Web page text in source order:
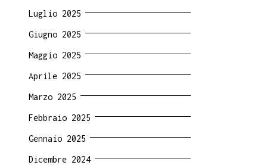
Luglio 2025
Giugno 2025
Maggio 2025
Aprile 2025
Marzo 2025
Febbraio 2025
Gennaio 2025
Dicembre 2024